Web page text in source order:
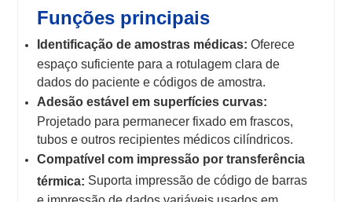
Funções principais
Identificação de amostras médicas: Oferece
espaço suficiente para a rotulagem clara de
dados do paciente e códigos de amostra.
Adesão estável em superfícies curvas:
Projetado para permanecer fixado em frascos,
tubos e outros recipientes médicos cilíndricos.
Compatível com impressão por transferência
térmica: Suporta impressão de código de barras